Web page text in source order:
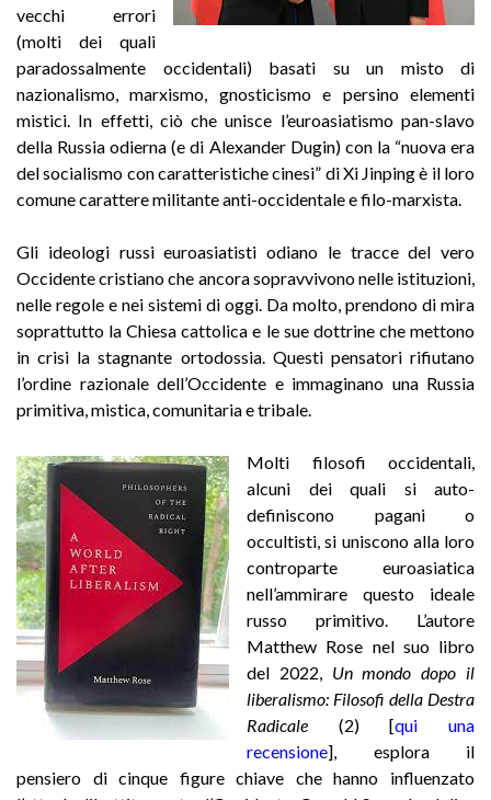
vecchi errori
(molti dei quali
paradossalmente occidentali) basati su un misto di
nazionalismo, marxismo, gnosticismo e persino elementi
mistici. In effetti, ciò che unisce l’euroasiatismo pan-slavo
della Russia odierna (e di Alexander Dugin) con la “nuova era
del socialismo con caratteristiche cinesi” di Xi Jinping è il loro
comune carattere militante anti-occidentale e filo-marxista.
Gli ideologi russi euroasiatisti odiano le tracce del vero
Occidente cristiano che ancora sopravvivono nelle istituzioni,
nelle regole e nei sistemi di oggi. Da molto, prendono di mira
soprattutto la Chiesa cattolica e le sue dottrine che mettono
in crisi la stagnante ortodossia. Questi pensatori rifiutano
l’ordine razionale dell’Occidente e immaginano una Russia
primitiva, mistica, comunitaria e tribale.
Molti filosofi occidentali,
alcuni dei quali si auto-
definiscono pagani o
occultisti, si uniscono alla loro
controparte euroasiatica
nell’ammirare questo ideale
russo primitivo. L’autore
Matthew Rose nel suo libro
del 2022, Un mondo dopo il
liberalismo: Filosofi della Destra
Radicale (2)[qui una
recensione], esplora il
pensiero di cinque figure chiave che hanno influenzato